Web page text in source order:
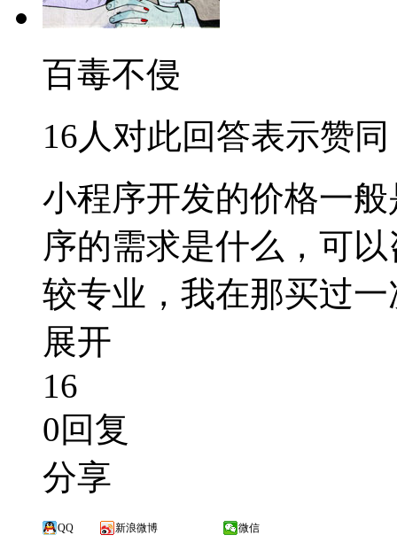
百毒不侵
16人对此回答表示赞同
小程序开发的价格一
序的需求是什么，可
较专业，我在那买过
展开
16
0回复
分享
QQ 新浪微博 微信